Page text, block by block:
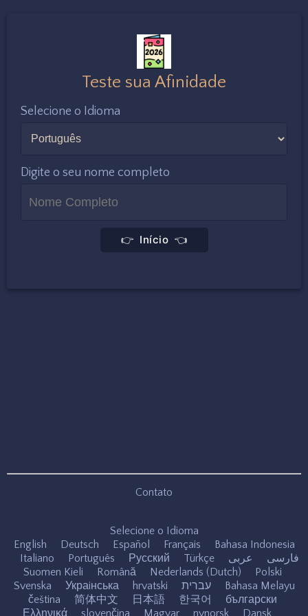
Teste sua Afinidade
Selecione o Idioma
Digite o seu nome completo
👉 Início 👈
Contato
Selecione o Idioma
English
Deutsch Español Français
Bahasa Indonesia
Italiano
Português Русский Türkçe فارسی
عربى
Suomen Kieli
Română Nederlands (Dutch)
Polski
Svenska
Украiнська hrvatski עברית
Bahasa Melayu
čeština
简体中文 日本語 한국어
български
Ελληνικά
slovenčina Magyar nynorsk Dansk